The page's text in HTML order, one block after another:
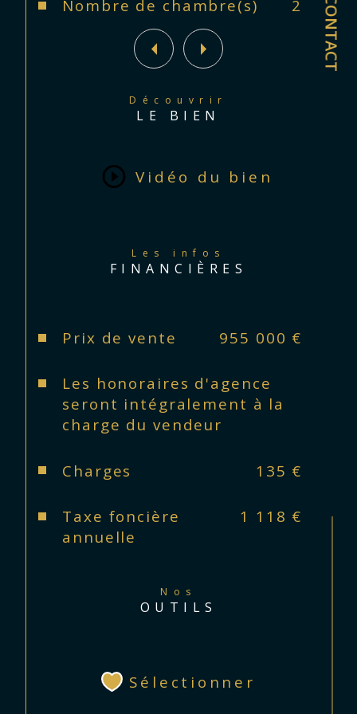
CONTACT
Nombre de chambre(s) 2
Découvrir
LE BIEN
Vidéo du bien
Les infos
FINANCIÈRES
Prix de vente 955 000 €
Les honoraires d'agence
seront intégralement à la
charge du vendeur
Charges 135 €
Taxe foncière
annuelle
1 118 €
Nos
OUTILS
Sélectionner